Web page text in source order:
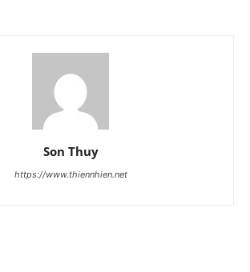
Son Thuy
https://www.thiennhien.net